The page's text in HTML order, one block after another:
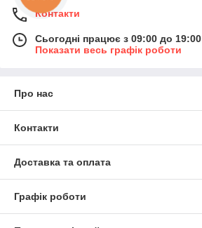
Контакти
Сьогодні працює з 09:00 до 19:00
Показати весь графік роботи
Про нас
Контакти
Доставка та оплата
Графік роботи